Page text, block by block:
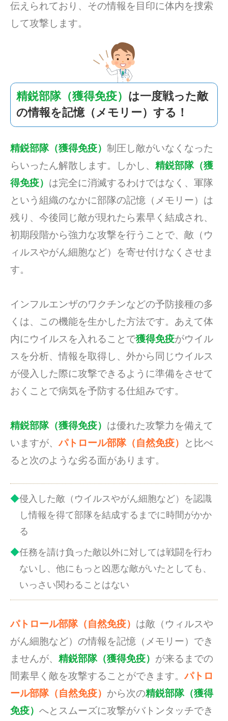
伝えられており、その情報を目印に体内を捜索
して攻撃します。
精鋭部隊（獲得免疫） は一度戦った敵
の情報を記憶（メモリー）する！
精鋭部隊（獲得免疫） 制圧し敵がいなくなった
らいったん解散します。しかし、 精鋭部隊（獲
得免疫） は完全に消滅するわけではなく、軍隊
という組織のなかに部隊の記憶（メモリー）は
残り、今後同じ敵が現れたら素早く結成され、
初期段階から強力な攻撃を行うことで、敵（ウ
ィルスやがん細胞など）を寄せ付けなくさせま
す。
インフルエンザのワクチンなどの予防接種の多
くは、この機能を生かした方法です。あえて体
内にウイルスを入れることで獲得免疫がウイル
スを分析、情報を取得し、外から同じウイルス
が侵入した際に攻撃できるように準備をさせて
おくことで病気を予防する仕組みです。
精鋭部隊（獲得免疫） は優れた攻撃力を備えて
いますが、パトロール部隊（自然免疫）
と比べ
ると次のような劣る面があります。
侵入した敵（ウイルスやがん細胞など）を認識
し情報を得て部隊を結成するまでに時間がかか
る
任務を請け負った敵以外に対しては戦闘を行わ
ないし、他にもっと凶悪な敵がいたとしても、
いっさい関わることはない
パトロール部隊（自然免疫） は敵（ウィルスや
がん細胞など）の情報を記憶（メモリー）でき
ませんが、 精鋭部隊（獲得免疫） が来るまでの
間素早く敵を攻撃することができます。パトロ
ール部隊（自然免疫） から次の精鋭部隊（獲得
免疫） へとスムーズに攻撃がバトンタッチでき